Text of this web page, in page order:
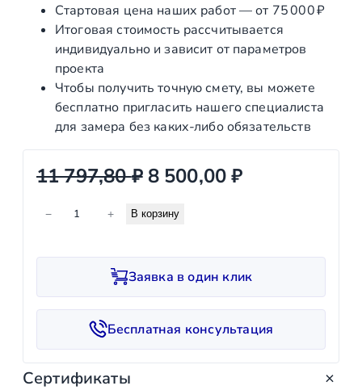
Стартовая цена наших работ — от 75 000 ₽
Итоговая стоимость рассчитывается
индивидуально и зависит от параметров
проекта
Чтобы получить точную смету, вы можете
бесплатно пригласить нашего специалиста
для замера без каких‑либо обязательств
11 797,80₽ П
р
в
о
н
а
ч
8 500,00₽Т
у
щ
а
я
ц
е
в
о
− + В корзину
Заявка в один клик
Бесплатная консультация
Сертификаты